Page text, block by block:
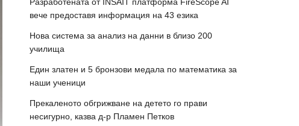
вече предоставя информация на 43 езика
Нова система за анализ на данни в близо 200
училища
Един златен и 5 бронзови медала по математика за
наши ученици
Прекаленото обгрижване на детето го прави
несигурно, казва д-р Пламен Петков